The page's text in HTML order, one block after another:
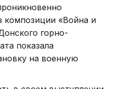
композиции «Война и
горно-
показала
на военную